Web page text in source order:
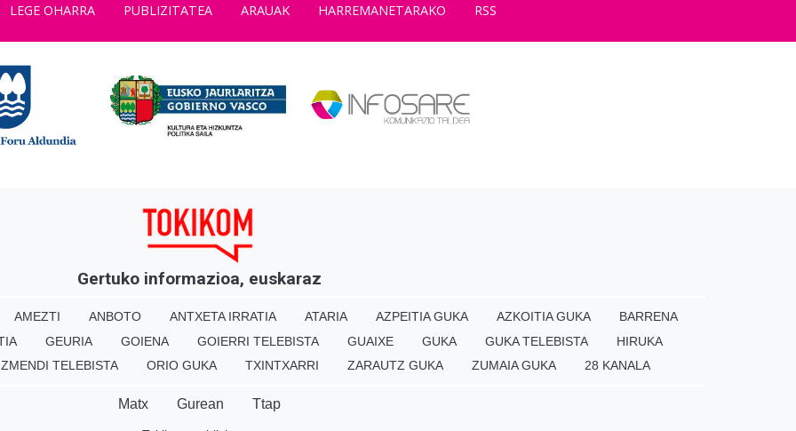
LEGE OHARRA PUBLIZITATEA ARAUAK HARREMANETARAKO RSS
Gertuko informazioa, euskaraz
AMEZTI ANBOTO ANTXETA IRRATIA ATARIA AZPEITIA GUKA AZKOITIA GUKA
BARRENA
GEURIA GOIENA GOIERRI TELEBISTA GUAIXE GUKA GUKA TELEBISTA
HIRUKA
TELEBISTA ORIO GUKA TXINTXARRI ZARAUTZ GUKA ZUMAIA GUKA 28 KANALA
Matx Gurean Ttap